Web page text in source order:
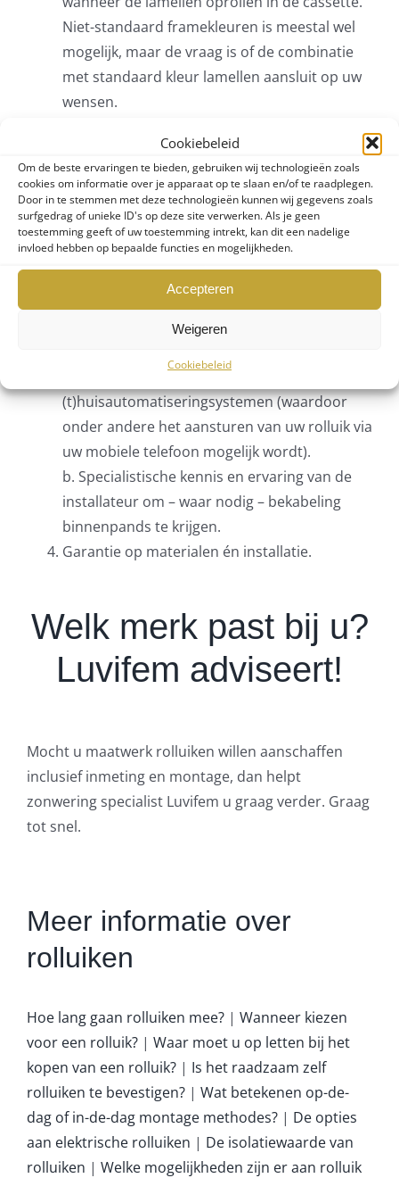
Cookiebeleid
Om de beste ervaringen te bieden, gebruiken wij technologieën zoals
cookies om informatie over je apparaat op te slaan en/of te raadplegen.
Door in te stemmen met deze technologieën kunnen wij gegevens zoals
surfgedrag of unieke ID's op deze site verwerken. Als je geen
toestemming geeft of uw toestemming intrekt, kan dit een nadelige
invloed hebben op bepaalde functies en mogelijkheden.
Accepteren
Weigeren
Cookiebeleid
Niet-standaard framekleuren is meestal wel
mogelijk, maar de vraag is of de combinatie
met standaard kleur lamellen aansluit op uw
wensen.
a. de motor en eventuele andere onderdelen
zoals een opgebouwd zonnepaneel,
ingebouwde accu, wand en/of handzender
van een bewezen merk. In Nederland worden
betrouwbare leverancier van dit type
onderdelen. Bijkomend voordeel is dat
sluiten zijn op gangbare domotica /
(t)huisautomatiseringsystemen (waardoor
onder andere het aansturen van uw rolluik via
uw mobiele telefoon mogelijk wordt).
b. Specialistische kennis en ervaring van de
installateur om – waar nodig – bekabeling
binnenpands te krijgen.
Garantie op materialen én installatie.
Welk merk past bij u?
Luvifem adviseert!
Mocht u maatwerk rolluiken willen aanschaffen
inclusief inmeting en montage, dan helpt
zonwering specialist Luvifem u graag verder. Graag
tot snel.
Meer informatie over
rolluiken
Hoe lang gaan rolluiken mee?| Wanneer kiezen
voor een rolluik?| Waar moet u op letten bij het
kopen van een rolluik?| Is het raadzaam zelf
rolluiken te bevestigen?| Wat betekenen op-de-
dag of in-de-dag montage methodes?| De opties
aan elektrische rolluiken | De isolatiewaarde van
rolluiken | Welke mogelijkheden zijn er aan rolluik